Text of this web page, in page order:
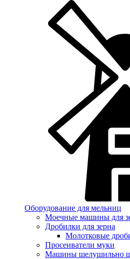
Оборудование для мельниц
Моечные машины для
Дробилки для зерна
Молотковые
Просеиватели муки
Машины шелушильно